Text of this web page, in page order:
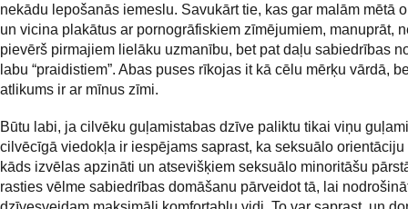
nekādu lepošanās iemeslu. Savukārt tie, kas gar malām mētā
un vicina plakātus ar pornogrāfiskiem zīmējumiem, manuprāt,
pievērš pirmajiem lielāku uzmanību, bet pat daļu sabiedrības
labu “praidistiem”. Abas puses rīkojas it kā cēlu mērķu vārdā,
atlikums ir ar mīnus zīmi.
Būtu labi, ja cilvēku guļamistabas dzīve paliktu tikai viņu
cilvēcīgā viedokļa ir iespējams saprast, ka seksuālo
kāds izvēlas apzināti un atsevišķiem seksuālo minoritāšu
rasties vēlme sabiedrības domāšanu pārveidot tā, lai